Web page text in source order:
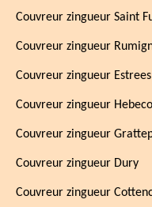
Couvreur zingueur Saint
Couvreur zingueur
Couvreur zingueur
Couvreur zingueur
Couvreur zingueur
Couvreur zingueur Dury
Couvreur zingueur